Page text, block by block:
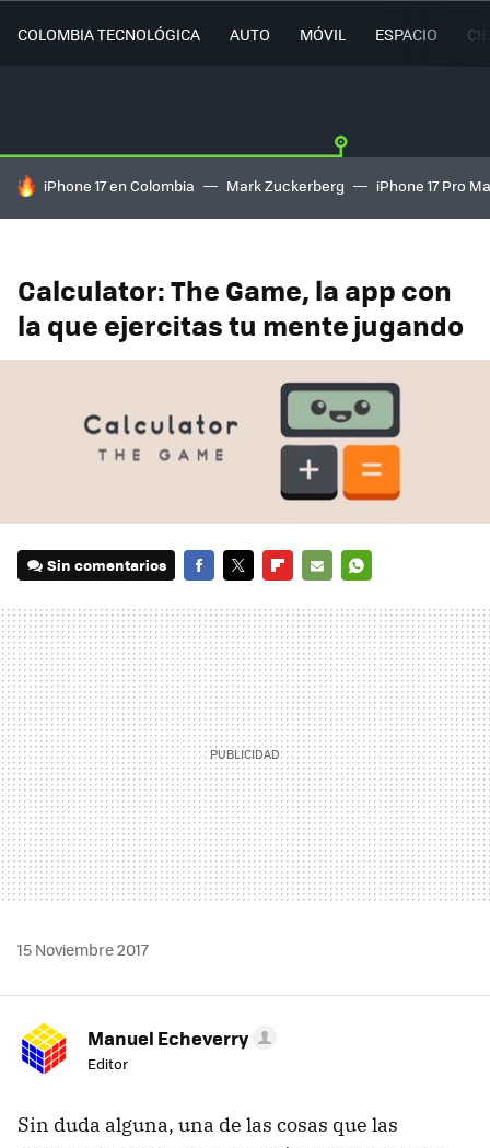
COLOMBIA TECNOLÓGICA AUTO MÓVIL ESPACIO
HOY SE HABLA DE
iPhone 17 en Colombia Mark Zuckerberg iPhone 17 Pro
Calculator: The Game, la app con
la que ejercitas tu mente jugando
Sin comentarios
MAIL
15 Noviembre 2017
Manuel Echeverry
Editor
Sin duda alguna, una de las cosas que las